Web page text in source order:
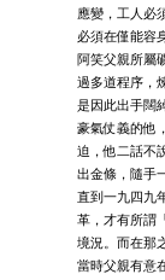
應變，工人必
必須在僅能容
阿笑父親所屬
過多道程序，
是因此出手闊
豪氣仗義的他
迫，他二話不
出金條，隨手
直到一九四九
革，才有所謂
境況。而在那
當時父親有意